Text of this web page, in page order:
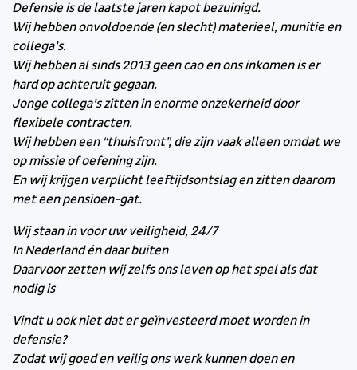
Defensie is de laatste jaren kapot bezuinigd.
Wij hebben onvoldoende (en slecht) materieel, munitie en
collega’s.
Wij hebben al sinds 2013 geen cao en ons inkomen is er
hard op achteruit gegaan.
Jonge collega’s zitten in enorme onzekerheid door
flexibele contracten.
Wij hebben een “thuisfront”, die zijn vaak alleen omdat we
op missie of oefening zijn.
En wij krijgen verplicht leeftijdsontslag en zitten daarom
met een pensioen-gat.
Wij staan in voor uw veiligheid, 24/7
In Nederland én daar buiten
Daarvoor zetten wij zelfs ons leven op het spel als dat
nodig is
Vindt u ook niet dat er geïnvesteerd moet worden in
defensie?
Zodat wij goed en veilig ons werk kunnen doen en